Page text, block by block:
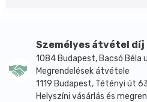
Személyes átvétel díj
1084 Budapest, Bacsó Béla
Megrendelések átvétele
1119 Budapest, Tétényi út
Helyszíni vásárlás és